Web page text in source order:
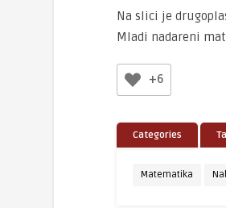
Na slici je
Mladi nadareni
+6
Categories
Matematika